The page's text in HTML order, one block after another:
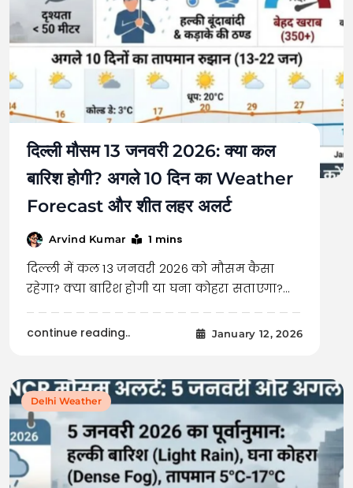
दिल्ली मौसम 13 जनवरी 2026: क्या कल
बारिश होगी? अगले 10 दिन का Weather
Forecast और शीत लहर अलर्ट
Arvind Kumar 1 mins
दिल्ली में कल 13 जनवरी 2026 को मौसम कैसा
रहेगा? क्या बारिश होगी या घना कोहरा सताएगा?…
continue reading.. January 12, 2026
Delhi Weather